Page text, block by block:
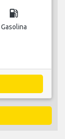
local_gas_station
Gasolina